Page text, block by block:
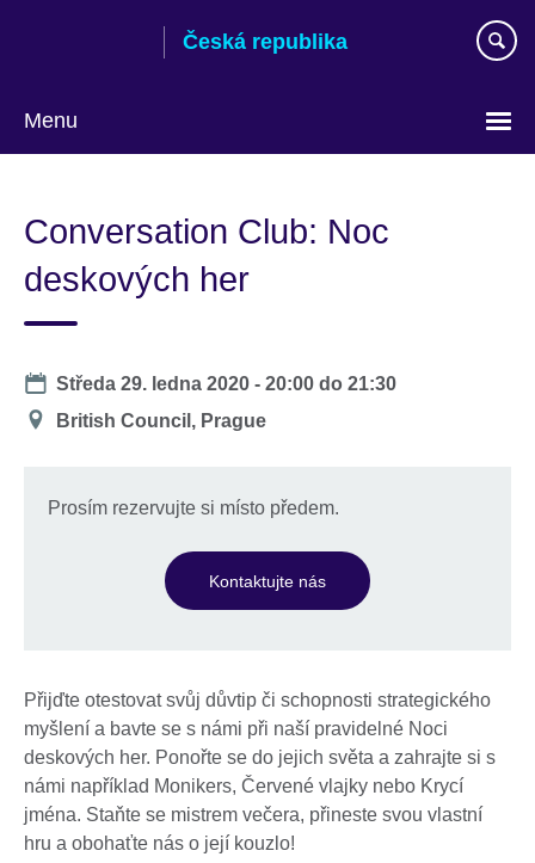
Česká republika
Menu
jazyk
Conversation Club: Noc
deskových her
Date
Středa 29. ledna 2020 -20:00 do21:30
Místo
British Council, Prague
Prosím rezervujte si místo předem.
Kontaktujte nás
Přijďte otestovat svůj důvtip či schopnosti strategického
myšlení a bavte se s námi při naší pravidelné Noci
deskových her. Ponořte se do jejich světa a zahrajte si s
námi například Monikers, Červené vlajky nebo Krycí
jména. Staňte se mistrem večera, přineste svou vlastní
hru a obohaťte nás o její kouzlo!